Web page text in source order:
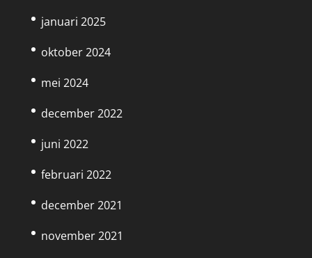
januari 2025
oktober 2024
mei 2024
december 2022
juni 2022
februari 2022
december 2021
november 2021